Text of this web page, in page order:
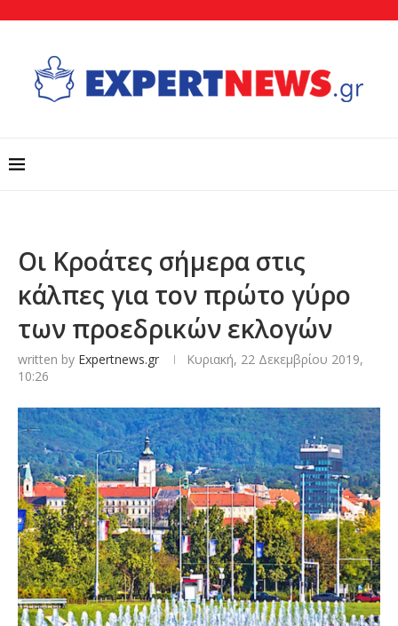
Οι Κροάτες σήμερα στις
κάλπες για τον πρώτο γύρο
των προεδρικών εκλογών
written by Expertnews.gr
Κυριακή, 22 Δεκεμβρίου 2019,
10:26